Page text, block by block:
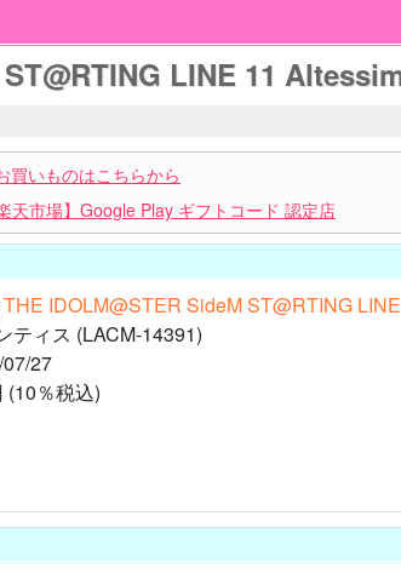
LINE 11
買いものはこちらから
楽天市場】Google Play ギフトコード 認定店
THE IDOLM@STER SideM ST@RTING
ティス (LACM-14391)
27
(10％税込)